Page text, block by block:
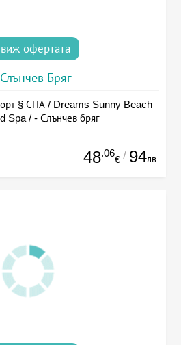
виж офертата
Слънчев Бряг
§ СПА / Dreams Sunny Beach
Spa / - Слънчев бряг
48.06
€ / 94лв.